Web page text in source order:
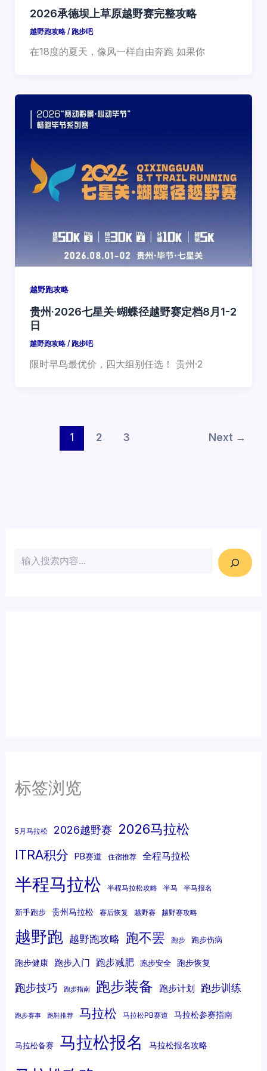
2026承德坝上草原越野赛完整攻略
越野跑攻略/ 跑步吧
在18度的夏天，像风一样自由奔跑 如果你
越野跑攻略
贵州·2026七星关·蝴蝶径越野赛定档8月1-2
日
越野跑攻略/ 跑步吧
限时早鸟最优价，四大组别任选！ 贵州·2
1 2 3 Next →
标签浏览
5月马拉松 2026越野赛 2026马拉松
ITRA积分 PB赛道 住宿推荐 全程马拉松
半程马拉松 半程马拉松攻略 半马 半马报名
新手跑步 贵州马拉松 赛后恢复 越野赛 越野赛攻略
越野跑 越野跑攻略 跑不罢 跑步 跑步伤病
跑步健康 跑步入门 跑步减肥 跑步安全 跑步恢复
跑步技巧 跑步指南 跑步装备 跑步计划 跑步训练
跑步赛事 跑鞋推荐 马拉松 马拉松PB赛道 马拉松参赛指南
马拉松备赛 马拉松报名 马拉松报名攻略